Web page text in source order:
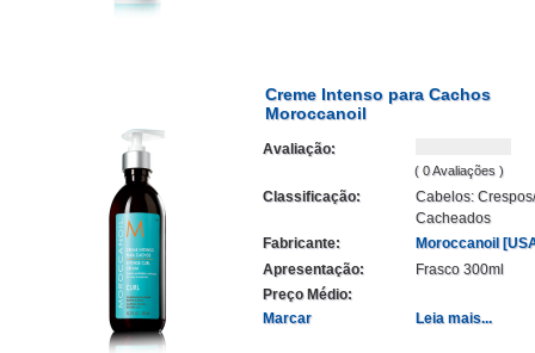
Creme Intenso para Cachos
Moroccanoil
Avaliação:
( 0 Avaliações )
Classificação:
Cabelos: Crespos/
Cacheados
Fabricante:
Moroccanoil
Apresentação:
Frasco 300ml
Preço Médio:
Marcar
Leia mais...